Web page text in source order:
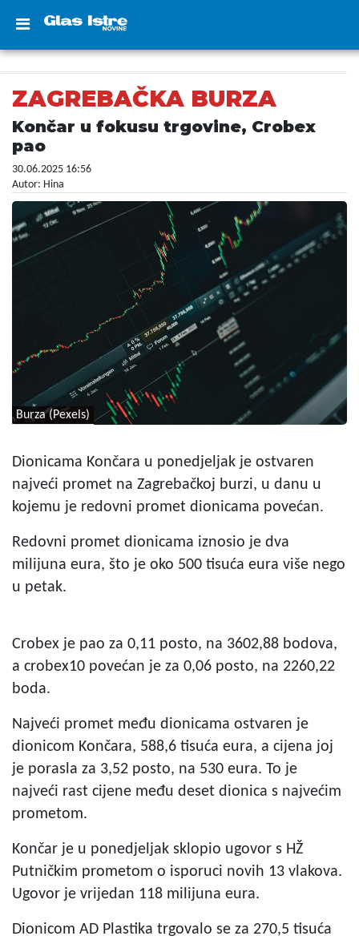
ZAGREBAČKA BURZA
Končar u fokusu trgovine, Crobex
pao
30.06.2025 16:56
Autor: Hina
Burza (Pexels)
Dionicama Končara u ponedjeljak je ostvaren
najveći promet na Zagrebačkoj burzi, u danu u
kojemu je redovni promet dionicama povećan.
Redovni promet dionicama iznosio je dva
milijuna eura, što je oko 500 tisuća eura više nego
u petak.
Crobex je pao za 0,11 posto, na 3602,88 bodova,
a crobex10 povećan je za 0,06 posto, na 2260,22
boda.
Najveći promet među dionicama ostvaren je
dionicom Končara, 588,6 tisuća eura, a cijena joj
je porasla za 3,52 posto, na 530 eura. To je
najveći rast cijene među deset dionica s najvećim
prometom.
Končar je u ponedjeljak sklopio ugovor s HŽ
Putničkim prometom o isporuci novih 13 vlakova.
Ugovor je vrijedan 118 milijuna eura.
Dionicom AD Plastika trgovalo se za 270,5 tisuća